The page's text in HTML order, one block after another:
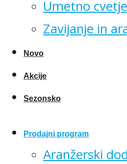
Umetno cvetje
Zavijanje in
Novo
Akcije
Sezonsko
Prodajni program
Aranžerski